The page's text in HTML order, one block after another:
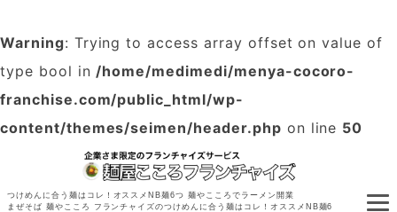
Warning: Trying to access array offset on value of
type bool in/home/medimedi/menya-cocoro-
franchise.com/public_html/wp-
content/themes/seimen/header.php on line 50
まぜそば 麺やこころ フランチャイズのつけめんに合う麺はコレ！オススメNB麺6
つけめんに合う麺はコレ！オススメNB麺6つ 麺やこころでラーメン開業